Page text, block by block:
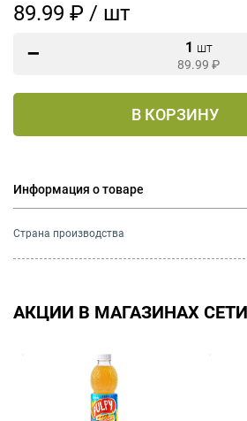
89.99 ₽ / шт
1 шт
89.99 ₽
В КОРЗИНУ
Информация о товаре
Страна производства
АКЦИИ В МАГАЗИНАХ СЕТИ